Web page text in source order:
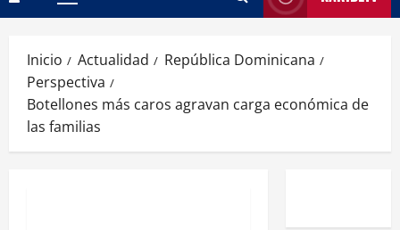
Menú
Inicio Actualidad
República Dominicana
Perspectiva
Botellones más caros agravan carga económica de
las familias